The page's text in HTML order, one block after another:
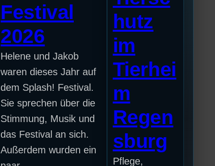
Festival
2026
Helene und Jakob
waren dieses Jahr auf
dem Splash! Festival.
Sie sprechen über die
Stimmung, Musik und
das Festival an sich.
Außerdem wurden ein
hutz
im
Tierhei
m
Regen
sburg
Pflege,